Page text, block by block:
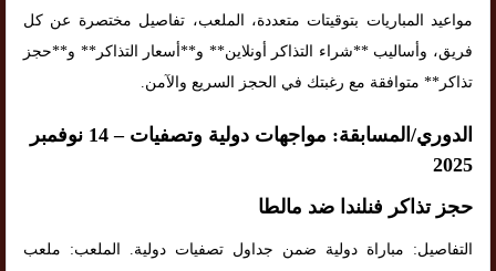
مواعيد المباريات بتوقيتات متعددة، الملعب، تفاصيل مختصرة عن كل
فريق، وأساليب **شراء التذاكر أونلاين** و**أسعار التذاكر** و**حجز
تذاكر** متوافقة مع رغبتك في الحجز السريع والآمن.
الدوري/المسابقة: مواجهات دولية وتصفيات – 14 نوفمبر
2025
حجز تذاكر فنلندا ضد مالطا
التفاصيل: مباراة دولية ضمن جداول تصفيات دولية. الملعب: ملعب